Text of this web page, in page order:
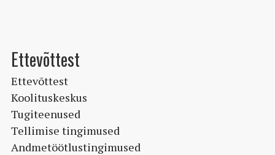
Ettevõttest
Ettevõttest
Koolituskeskus
Tugiteenused
Tellimise tingimused
Andmetöötlustingimused